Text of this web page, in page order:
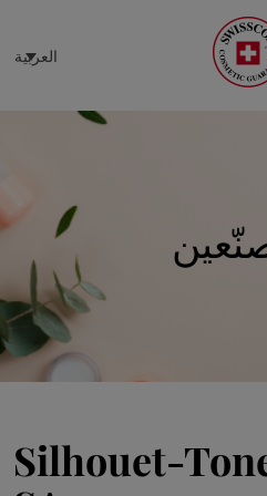
العربية
Silhouet-